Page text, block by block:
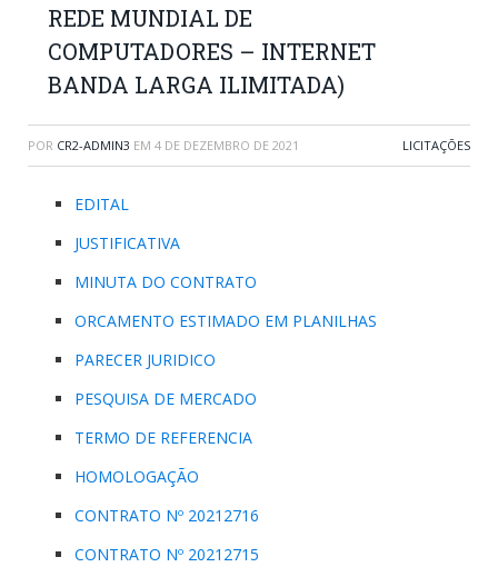
REDE MUNDIAL DE
COMPUTADORES – INTERNET
BANDA LARGA ILIMITADA)
POR CR2-ADMIN3 EM 4 DE DEZEMBRO DE 2021 LICITAÇÕES
EDITAL
JUSTIFICATIVA
MINUTA DO CONTRATO
ORCAMENTO ESTIMADO EM PLANILHAS
PARECER JURIDICO
PESQUISA DE MERCADO
TERMO DE REFERENCIA
HOMOLOGAÇÃO
CONTRATO Nº 20212716
CONTRATO Nº 20212715